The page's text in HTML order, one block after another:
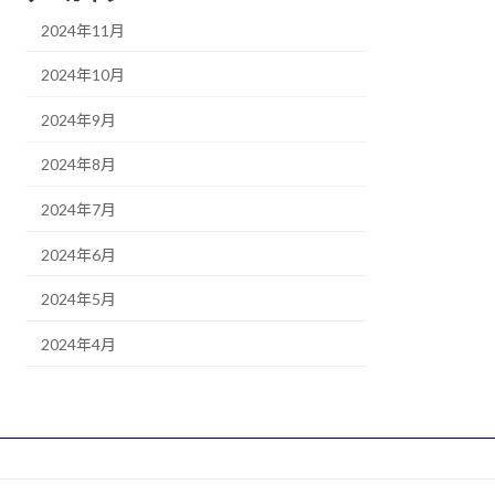
2024年11月
2024年10月
2024年9月
2024年8月
2024年7月
2024年6月
2024年5月
2024年4月